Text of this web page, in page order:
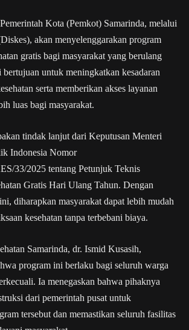
Kota (Pemkot) Samarinda, melalui
akan menyelenggarakan program
gratis bagi masyarakat yang berulang
untuk meningkatkan kesadaran
serta memberikan akses layanan
luas bagi masyarakat.
tindak lanjut dari Keputusan Menteri
Indonesia Nomor
33/2025 tentang Petunjuk Teknis
Gratis Hari Ulang Tahun. Dengan
diharapkan masyarakat dapat lebih mudah
kesehatan tanpa terbebani biaya.
Samarinda, dr. Ismid Kusasih,
program ini berlaku bagi seluruh warga
Ia menegaskan bahwa pihaknya
dari pemerintah pusat untuk
tersebut dan memastikan seluruh fasilitas